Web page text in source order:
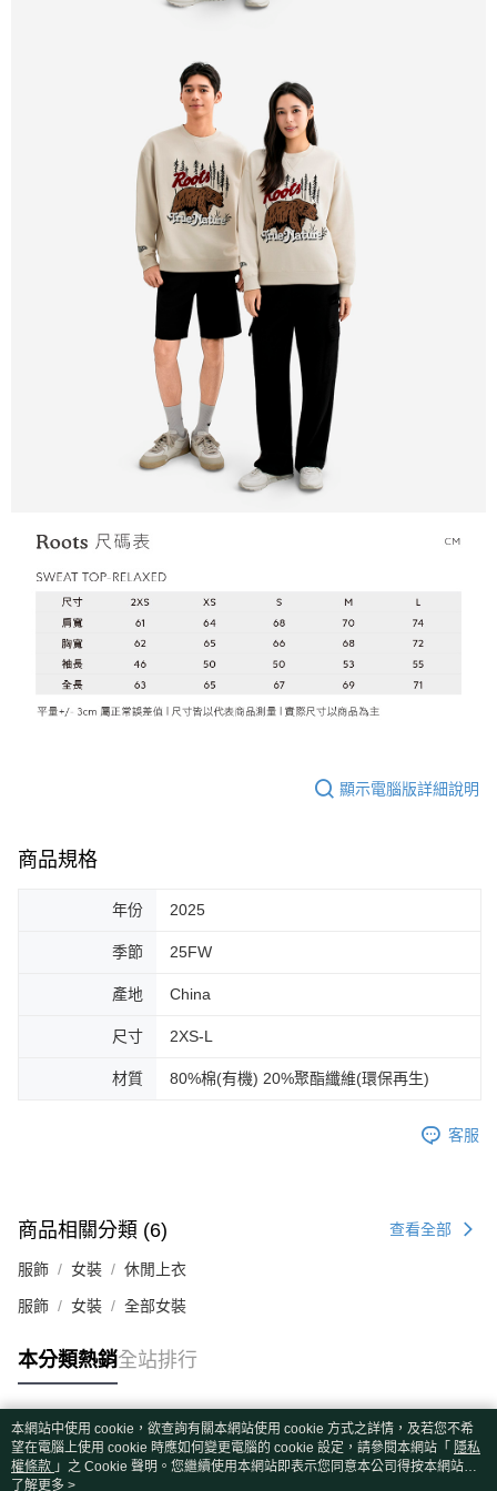
顯示電腦版詳細說明
商品規格
年份 2025
季節 25FW
產地 China
尺寸 2XS-L
材質 80%棉(有機) 20%聚酯纖維(環保再生)
客服
商品相關分類 (6) 查看全部
服飾 女裝 休閒上衣
服飾 女裝 全部女裝
本分類熱銷全站排行
熱門標籤
本網站中使用 cookie，欲查詢有關本網站使用 cookie 方式之詳情，及若您不希
望在電腦上使用 cookie 時應如何變更電腦的 cookie 設定，請參閱本網站「 隱私
權條款 」之 Cookie 聲明。您繼續使用本網站即表示您同意本公司得按本網站使
用條款之 Cookie 聲明使用 cookie。
了解更多 >